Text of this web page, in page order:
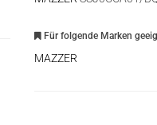
Für folgende Marken
MAZZER